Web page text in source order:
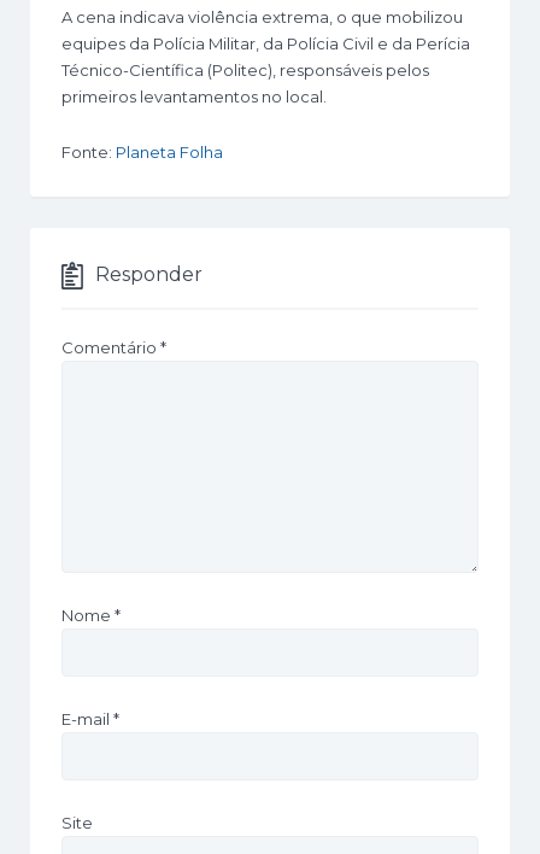
A cena indicava violência extrema, o que mobilizou
equipes da Polícia Militar, da Polícia Civil e da Perícia
Técnico-Científica (Politec), responsáveis pelos
primeiros levantamentos no local.
Fonte: Planeta Folha
Responder
Comentário *
Nome *
E-mail *
Site